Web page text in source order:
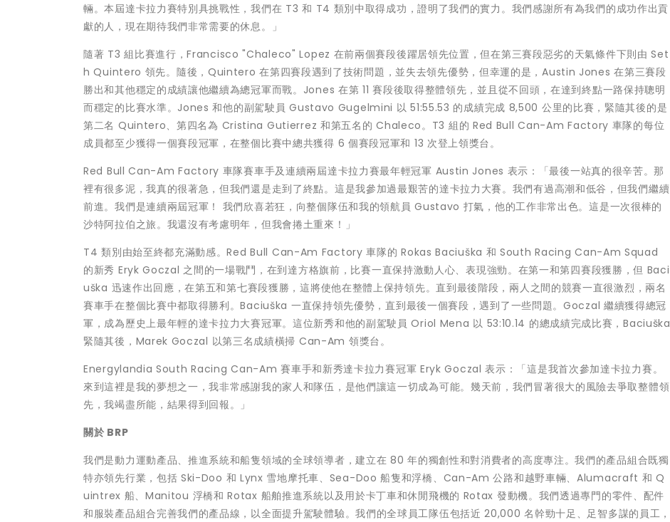
輛。本屆達卡拉力賽特別具挑戰性，我們在 T3 和 T4 類別中取得成功，證明了我們的實力。我們感謝所有為我們的成功作出貢
獻的人，現在期待我們非常需要的休息。」
隨著 T3 組比賽進行，Francisco "Chaleco" Lopez 在前兩個賽段後躍居領先位置，但在第三賽段惡劣的天氣條件下則由Set
h Quintero 領先。隨後，Quintero 在第四賽段遇到了技術問題，並失去領先優勢，但幸運的是，Austin Jones 在第三賽段
勝出和其他穩定的成績讓他繼續為總冠軍而戰。Jones 在第 11 賽段後取得整體領先，並且從不回頭，在達到終點一路保持聰明
而穩定的比賽水準。Jones 和他的副駕駛員 Gustavo Gugelmini 以 51:55.53 的成績完成 8,500 公里的比賽，緊隨其後的是
第二名 Quintero、第四名為 Cristina Gutierrez 和第五名的 Chaleco。T3 組的 Red Bull Can-Am Factory 車隊的每位
成員都至少獲得一個賽段冠軍，在整個比賽中總共獲得 6 個賽段冠軍和 13 次登上領獎台。
Red Bull Can-Am Factory 車隊賽車手及連續兩屆達卡拉力賽最年輕冠軍 Austin Jones 表示：「最後一站真的很辛苦。那
裡有很多泥，我真的很著急，但我們還是走到了終點。這是我參加過最艱苦的達卡拉力大賽。我們有過高潮和低谷，但我們繼續
前進。我們是連續兩屆冠軍！ 我們欣喜若狂，向整個隊伍和我的領航員 Gustavo 打氣，他的工作非常出色。這是一次很棒的
沙特阿拉伯之旅。我還沒有考慮明年，但我會捲土重來！」
T4 類別由始至終都充滿動感。Red Bull Can-Am Factory 車隊的 Rokas Baciuška 和 South Racing Can-Am Squad
的新秀 Eryk Goczal 之間的一場戰鬥，在到達方格旗前，比賽一直保持激動人心、表現強勁。在第一和第四賽段獲勝，但 Baci
uška 迅速作出回應，在第五和第七賽段獲勝，這將使他在整體上保持領先。直到最後階段，兩人之間的競賽一直很激烈，兩名
賽車手在整個比賽中都取得勝利。Baciuška 一直保持領先優勢，直到最後一個賽段，遇到了一些問題。Goczal 繼續獲得總冠
軍，成為歷史上最年輕的達卡拉力大賽冠軍。這位新秀和他的副駕駛員 Oriol Mena 以 53:10.14 的總成績完成比賽，Baciuška
緊隨其後，Marek Goczal 以第三名成績橫掃 Can-Am 領獎台。
Energylandia South Racing Can-Am 賽車手和新秀達卡拉力賽冠軍 Eryk Goczal 表示：「這是我首次參加達卡拉力賽。
來到這裡是我的夢想之一，我非常感謝我的家人和隊伍，是他們讓這一切成為可能。幾天前，我們冒著很大的風險去爭取整體領
先，我竭盡所能，結果得到回報。」
關於 BRP
我們是動力運動產品、推進系統和船隻領域的全球領導者，建立在 80 年的獨創性和對消費者的高度專注。我們的產品組合既獨
特亦領先行業，包括 Ski-Doo 和 Lynx 雪地摩托車、Sea-Doo 船隻和浮橋、Can-Am 公路和越野車輛、Alumacraft 和 Q
uintrex 船、Manitou 浮橋和 Rotax 船舶推進系統以及用於卡丁車和休閒飛機的 Rotax 發動機。我們透過專門的零件、配件
和服裝產品組合完善我們的產品線，以全面提升駕駛體驗。我們的全球員工隊伍包括近 20,000 名幹勁十足、足智多謀的員工，